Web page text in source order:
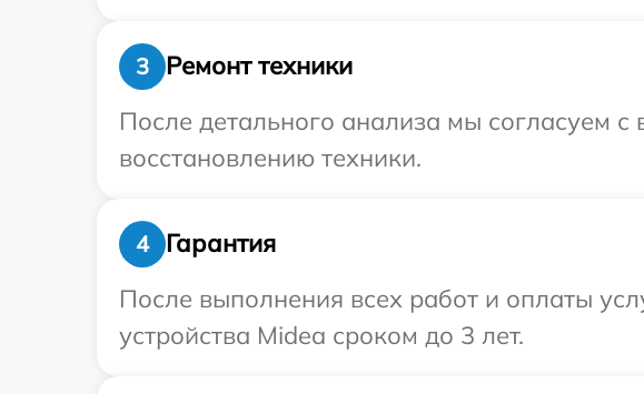
3
Ремонт техники
После детального анализа мы согласуем
восстановлению техники.
4
Гарантия
После выполнения всех работ и оплаты
устройства Midea сроком до 3 лет.